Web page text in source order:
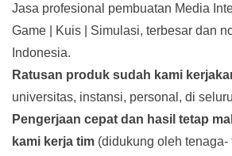
Jasa profesional pembuatan Media
Game | Kuis | Simulasi, terbesar dan
Indonesia.
Ratusan produk sudah kami
universitas, instansi, personal, di
Pengerjaan cepat dan hasil tetap
kami kerja tim (didukung oleh